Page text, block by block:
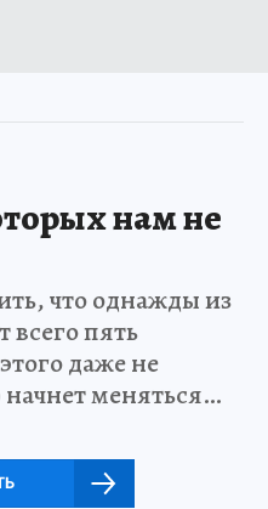
нам не
что однажды из
пять
даже не
меняться…